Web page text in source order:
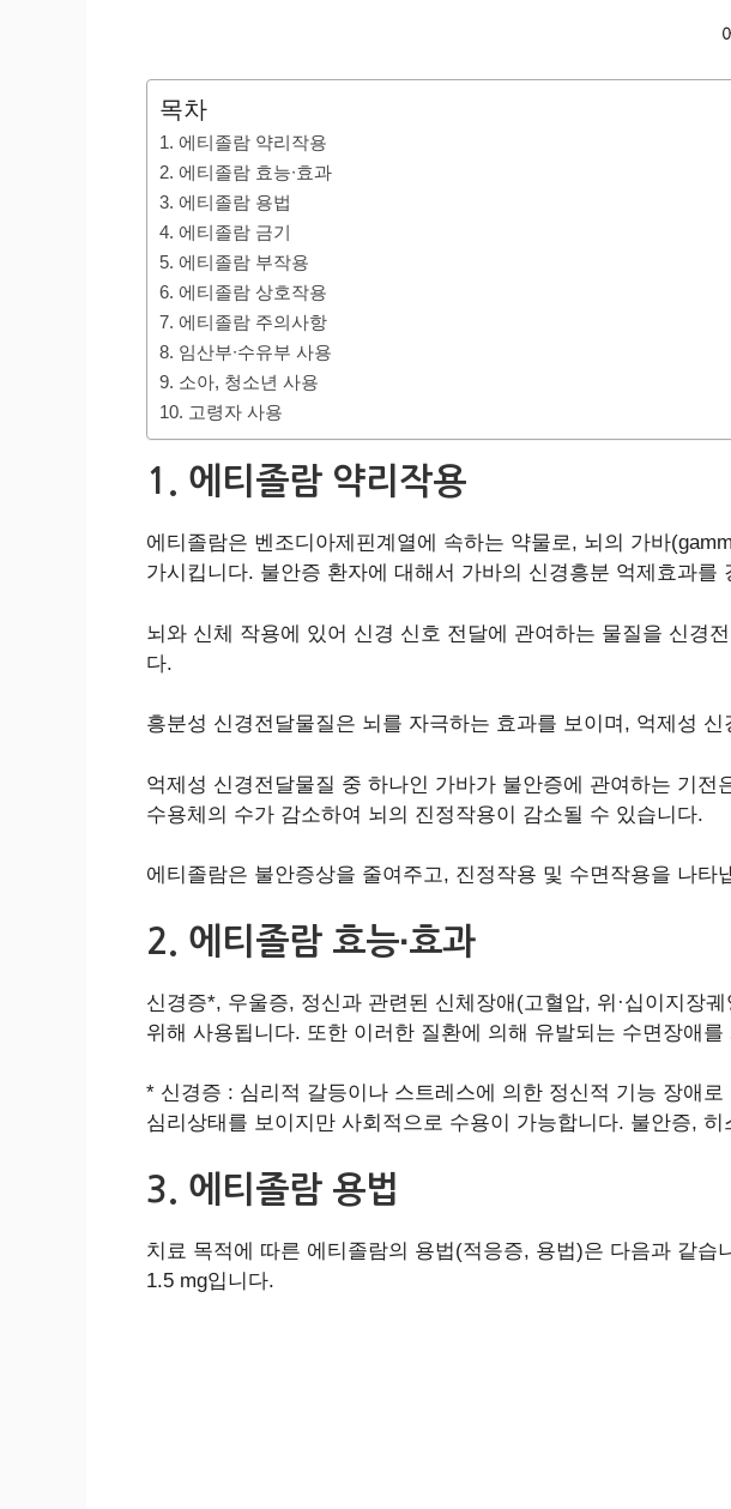
목차
1. 에티졸람 약리작용
2. 에티졸람 효능∙효과
3. 에티졸람 용법
4. 에티졸람 금기
5. 에티졸람 부작용
6. 에티졸람 상호작용
7. 에티졸람 주의사항
8. 임산부∙수유부 사용
9. 소아, 청소년 사용
10. 고령자 사용
1. 에티졸람 약리작용
에티졸람은 벤조디아제핀계열에 속하는 약물로, 뇌의 가바
가시킵니다. 불안증 환자에 대해서 가바의 신경흥분 억제효과를
뇌와 신체 작용에 있어 신경 신호 전달에 관여하는 물질을 신경
다.
흥분성 신경전달물질은 뇌를 자극하는 효과를 보이며, 억제성
억제성 신경전달물질 중 하나인 가바가 불안증에 관여하는 기
수용체의 수가 감소하여 뇌의 진정작용이 감소될 수 있습니다.
에티졸람은 불안증상을 줄여주고, 진정작용 및 수면작용을 나
2. 에티졸람 효능∙효과
신경증*, 우울증, 정신과 관련된 신체장애(고혈압, 위·십이지장
위해 사용됩니다. 또한 이러한 질환에 의해 유발되는 수면장애
* 신경증 : 심리적 갈등이나 스트레스에 의한 정신적 기능 장애
심리상태를 보이지만 사회적으로 수용이 가능합니다. 불안증,
3. 에티졸람 용법
치료 목적에 따른 에티졸람의 용법(적응증, 용법)은 다음과 같
1.5 mg입니다.